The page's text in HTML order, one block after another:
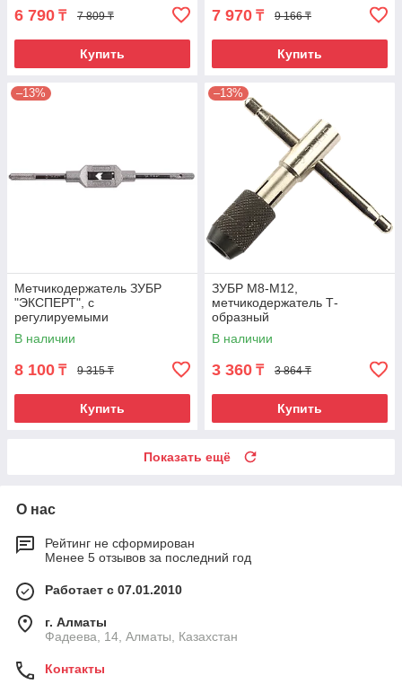
6 790 ₸ 7 809 ₸
Купить
7 970 ₸ 9 166 ₸
Купить
–13%
Метчикодержатель ЗУБР
"ЭКСПЕРТ", с
регулируемыми
вкладышами, №3 М5-М20 L-
380мм
В наличии
8 100 ₸ 9 315 ₸
Купить
–13%
ЗУБР М8-М12,
метчикодержатель Т-
образный
В наличии
3 360 ₸ 3 864 ₸
Купить
Показать ещё
О нас
Рейтинг не сформирован
Менее 5 отзывов за последний год
Работает с 07.01.2010
г. Алматы
Фадеева, 14, Алматы, Казахстан
Контакты